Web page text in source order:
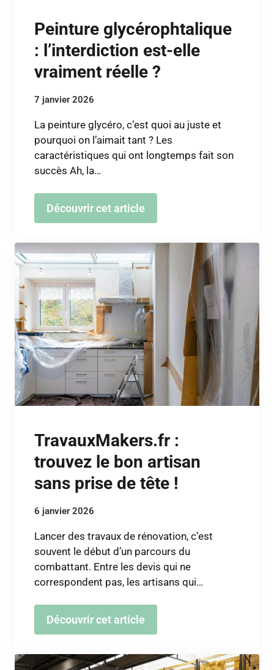
Peinture glycérophtalique
: l’interdiction est-elle
vraiment réelle ?
7 janvier 2026
La peinture glycéro, c’est quoi au juste et
pourquoi on l’aimait tant ? Les
caractéristiques qui ont longtemps fait son
succès Ah, la…
Découvrir cet article
TravauxMakers.fr :
trouvez le bon artisan
sans prise de tête !
6 janvier 2026
Lancer des travaux de rénovation, c’est
souvent le début d’un parcours du
combattant. Entre les devis qui ne
correspondent pas, les artisans qui…
Découvrir cet article